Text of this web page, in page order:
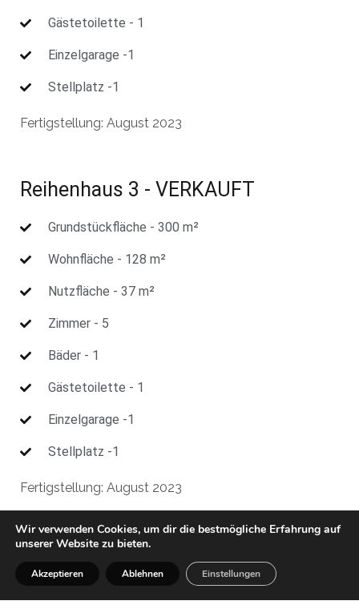
Gästetoilette - 1
Einzelgarage -1
Stellplatz -1
Fertigstellung: August 2023
Reihenhaus 3 - VERKAUFT
Grundstückfläche - 300 m²
Wohnfläche - 128 m²
Nutzfläche - 37 m²
Zimmer - 5
Bäder - 1
Gästetoilette - 1
Einzelgarage -1
Stellplatz -1
Fertigstellung: August 2023
IMPRESSUM DATENSCHUTZ
Wir verwenden Cookies, um dir die bestmögliche Erfahrung auf
unserer Website zu bieten.
Akzeptieren Ablehnen Einstellungen